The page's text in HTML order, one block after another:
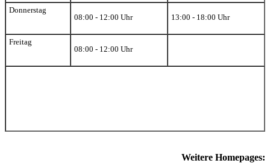
Donnerstag
08:00 - 12:00 Uhr
13:00 - 18:00 Uhr
Freitag
08:00 - 12:00 Uhr
Weitere Homepages: